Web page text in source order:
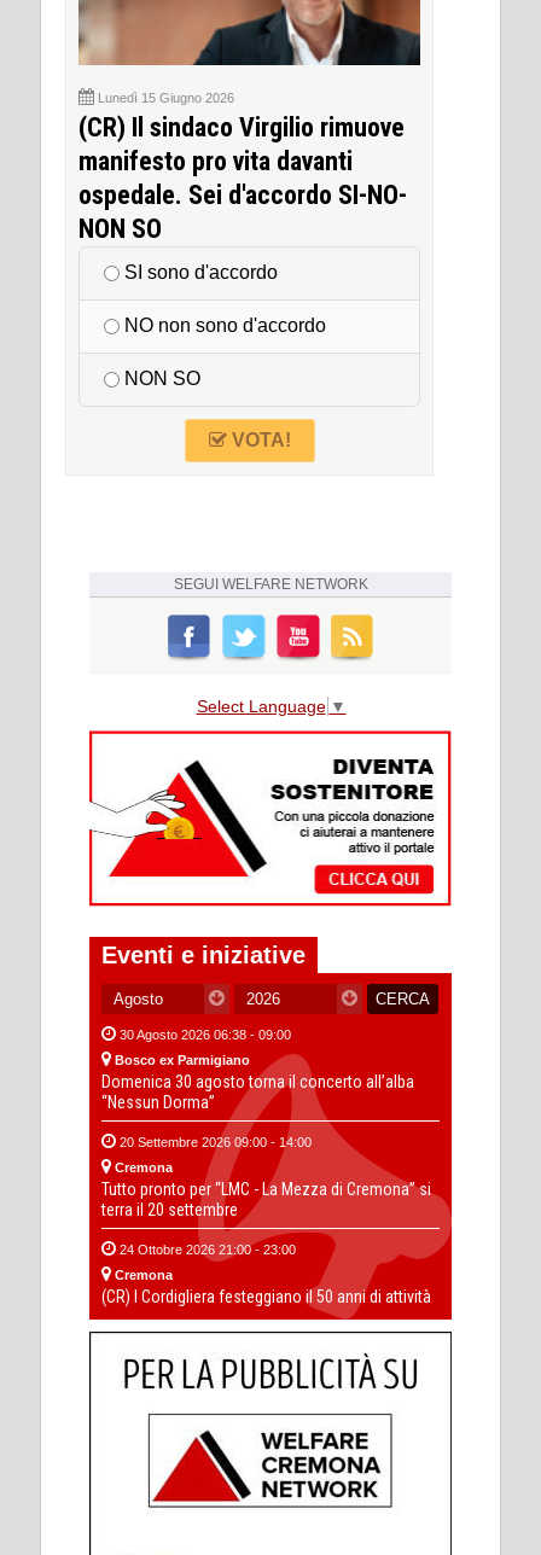
Lunedì 15 Giugno 2026
(CR) Il sindaco Virgilio rimuove
manifesto pro vita davanti
ospedale. Sei d'accordo SI-NO-
NON SO
SI sono d'accordo
NO non sono d'accordo
NON SO
VOTA!
SEGUI WELFARE NETWORK
Select Language ▼
Eventi e iniziative
30 Agosto 2026 06:38 - 09:00
Bosco ex Parmigiano
Domenica 30 agosto torna il concerto all’alba
“Nessun Dorma”
20 Settembre 2026 09:00 - 14:00
Cremona
Tutto pronto per “LMC - La Mezza di Cremona” si
terra il 20 settembre
24 Ottobre 2026 21:00 - 23:00
Cremona
(CR) I Cordigliera festeggiano il 50 anni di attività